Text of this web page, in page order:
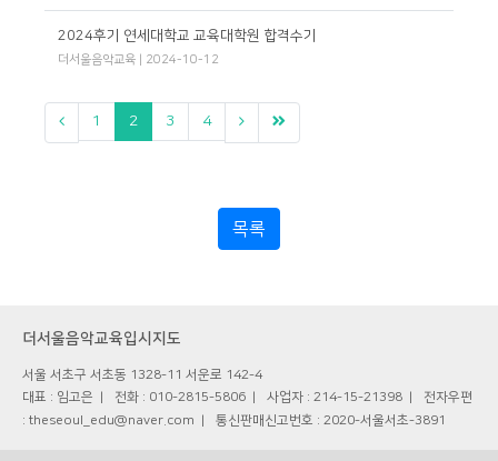
2024후기 연세대학교 교육대학원 합격수기
더서울음악교육 | 2024-10-12
1 2 3 4
목록
더서울음악교육입시지도
서울 서초구 서초동 1328-11 서운로 142-4
대표 : 임고은
전화 : 010-2815-5806 사업자 : 214-15-21398
전자우편
: theseoul_edu@naver.com
통신판매신고번호 : 2020-서울서초-3891